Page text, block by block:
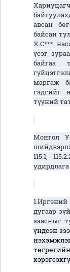
авсан
байсан
Х.С***
үсэг
байгаа
маргаж
гэдгийг
түүний
Монгол
115.1,
1.Иргэний
дугаар
заасныг
үндсэн